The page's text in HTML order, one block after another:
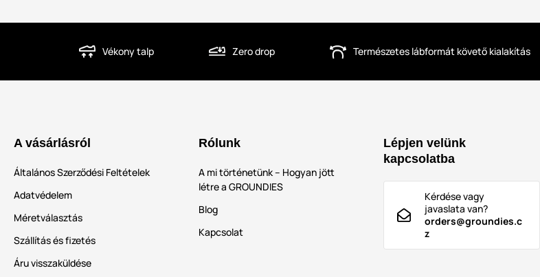
Vékony talp Zero drop Természetes lábformát követő kialakítás
A vásárlásról
Általános Szerződési Feltételek
Adatvédelem
Méretválasztás
Szállítás és fizetés
Áru visszaküldése
Rólunk
A mi történetünk – Hogyan jött
létre a GROUNDIES
Blog
Kapcsolat
Lépjen velünk
kapcsolatba
Kérdése vagy
javaslata van?
orders@groundies.c
z